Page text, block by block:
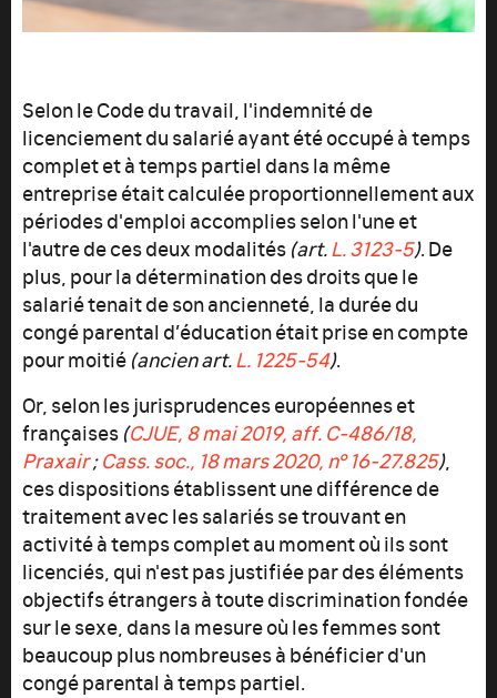
Selon le Code du travail, l'indemnité de
licenciement du salarié ayant été occupé à temps
complet et à temps partiel dans la même
entreprise était calculée proportionnellement aux
périodes d'emploi accomplies selon l'une et
l'autre de ces deux modalités(art.L. 3123-5). De
plus, pour la détermination des droits que le
salarié tenait de son ancienneté, la durée du
congé parental d’éducation était prise en compte
pour moitié(ancien art.L. 1225‑54).
Or, selon les jurisprudences européennes et
françaises(CJUE, 8 mai 2019, aff. C-486/18,
Praxair;Cass. soc., 18 mars 2020, n° 16-27.825),
ces dispositions établissent une différence de
traitement avec les salariés se trouvant en
activité à temps complet au moment où ils sont
licenciés, qui n'est pas justifiée par des éléments
objectifs étrangers à toute discrimination fondée
sur le sexe, dans la mesure où les femmes sont
beaucoup plus nombreuses à bénéficier d'un
congé parental à temps partiel.